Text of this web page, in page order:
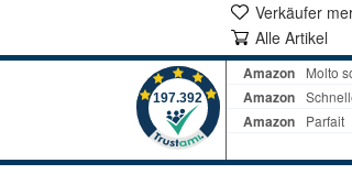
Verkäufer
Alle Artikel